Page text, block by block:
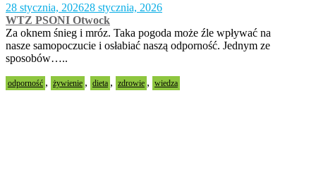
28 stycznia, 202628 stycznia, 2026
WTZ PSONI Otwock
Za oknem śnieg i mróz. Taka pogoda może źle wpływać na
nasze samopoczucie i osłabiać naszą odporność. Jednym ze
sposobów…..
odporność , żywienie , dieta , zdrowie , wiedza